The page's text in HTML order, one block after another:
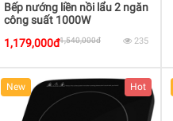
Bếp nướng liền nồi lẩu 2 ngăn
công suất 1000W
1,179,000đ1,540,000đ 235
New Hot